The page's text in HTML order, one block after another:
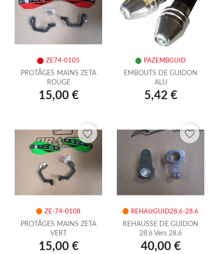
ZE74-0105
PROTÃGES MAINS ZETA
ROUGE
15,00 €
PAZEMBGUID
EMBOUTS DE GUIDON
ALU
5,42 €
ZE-74-0108
PROTÃGES MAINS ZETA
VERT
15,00 €
favorite_border
REHAUGUID28.6-28.6
REHAUSSE DE GUIDON
28.6 Vers 28.6
40,00 €
favorite_border